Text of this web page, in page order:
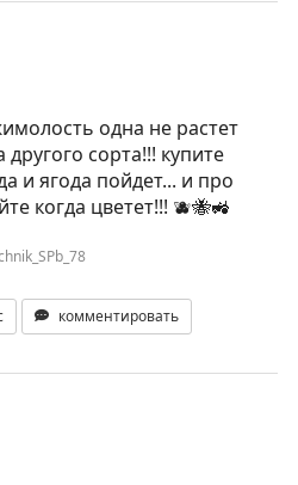
одна не растет
сорта!!! купите
и ягода пойдет... и про
когда цветет!!! 🫐🐝🚜
комментировать